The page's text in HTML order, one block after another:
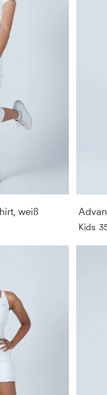
weiß
Kids